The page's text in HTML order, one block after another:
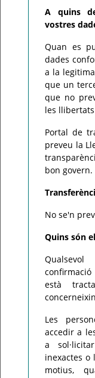
A quins
vostres
Quan es
dades
a la
que un
que no
les
Portal de
preveu la
bon govern.
No se'n
Quins són
està
Les
accedir a
a
inexactes o
motius,